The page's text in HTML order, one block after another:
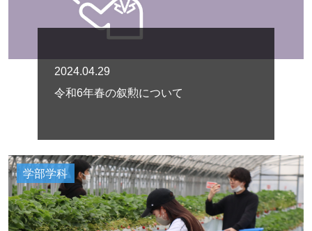
2024.04.29
令和6年春の叙勲について
学部学科